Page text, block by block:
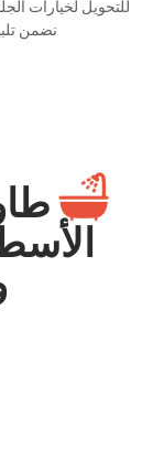
للتحويل لخيارات
نضمن